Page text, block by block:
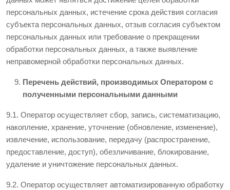
персональных данных, истечение срока действия согласия
субъекта персональных данных, отзыв согласия субъектом
персональных данных или требование о прекращении
обработки персональных данных, а также выявление
неправомерной обработки персональных данных.
Перечень действий, производимых Оператором с
полученными персональными данными
9.1. Оператор осуществляет сбор, запись, систематизацию,
накопление, хранение, уточнение (обновление, изменение),
извлечение, использование, передачу (распространение,
предоставление, доступ), обезличивание, блокирование,
удаление и уничтожение персональных данных.
9.2. Оператор осуществляет автоматизированную обработку